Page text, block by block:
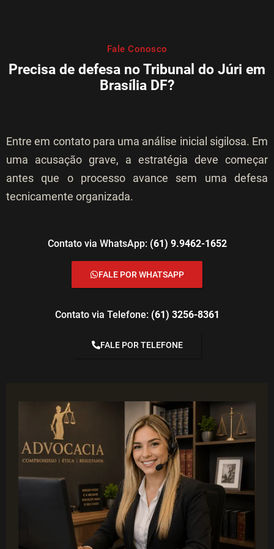
Fale Conosco
Precisa de defesa no Tribunal do Júri em
Brasília DF?
Entre em contato para uma análise inicial sigilosa. Em
uma acusação grave, a estratégia deve começar
antes que o processo avance sem uma defesa
tecnicamente organizada.
Contato via WhatsApp: (61) 9.9462-1652
FALE POR WHATSAPP
Contato via Telefone: (61) 3256-8361
FALE POR TELEFONE